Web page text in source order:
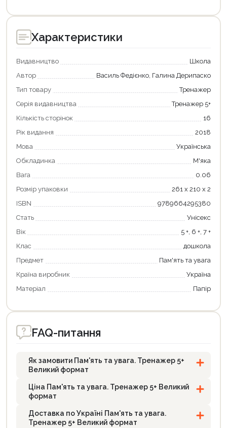
Характеристики
Видавництво
Школа
Автор
Василь Федієнко, Галина Дерипаско
Тип товару
Тренажер
Серія видавництва
Тренажер 5+
Кількість сторінок
16
Рік видання
2018
Мова
Українська
Обкладинка
М'яка
Вага
0.06
Розмір упаковки
261 х 210 х 2
ISBN
9789664295380
Стать
Унісекс
Вік
5 +, 6 +, 7 +
Клас
дошкола
Предмет
Пам'ять та увага
Країна виробник
Україна
Матеріал
Папір
FAQ-питання
Як замовити Пам'ять та увага. Тренажер 5+
Великий формат
Ціна Пам'ять та увага. Тренажер 5+ Великий
формат
Доставка по Україні Пам'ять та увага.
Тренажер 5+ Великий формат
Продовжити покупки